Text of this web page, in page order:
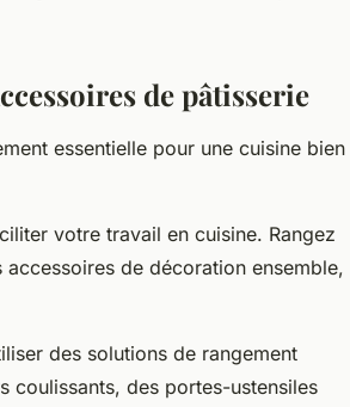
de pâtisserie
essentielle pour une cuisine bien
votre travail en cuisine. Rangez
de décoration ensemble,
des solutions de rangement
coulissants, des portes-ustensiles